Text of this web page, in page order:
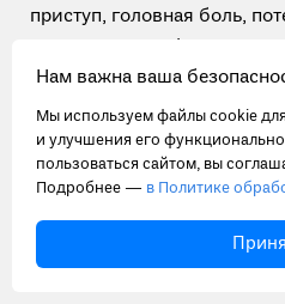
приступ, головная боль,
ясности ума, инфекции,
почки, повреждение
клапанов или мочевого
артерии(-ий), которая
скопление крови между
давление на сердце, при
между сердечной мышцей
Нам важна ваша
Мы используем файлы cookie
и улучшения его
пользоваться сайтом, вы
Подробнее — в Политике